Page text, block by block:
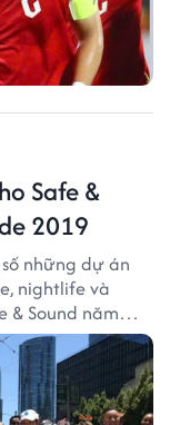
Safe &
2019
số những dự án
nightlife và
& Sound năm
& Sound là tổ
hoạt động trong
hỗ trợ gia đình
trẻ em.